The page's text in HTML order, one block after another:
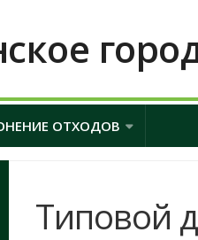
ОТХОДОВ
Типовой